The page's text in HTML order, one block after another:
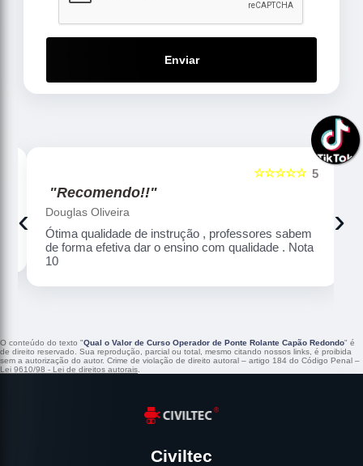
Enviar
5
☆☆☆☆☆
"Recomendo!!"
Douglas Oliveira
Ótima qualidade de instrução , professores sabem
de forma efetiva dar o ensino com qualidade . Nota
10
‹ ›
O conteúdo do texto "Qual o Valor de Curso Operador de Ponte Rolante Capão Redondo" é
de direito reservado. Sua reprodução, parcial ou total, mesmo citando nossos links, é proibida
sem a autorização do autor. Crime de violação de direito autoral – artigo 184 do Código Penal –
Lei 9610/98 - Lei de direitos autorais.
Civiltec